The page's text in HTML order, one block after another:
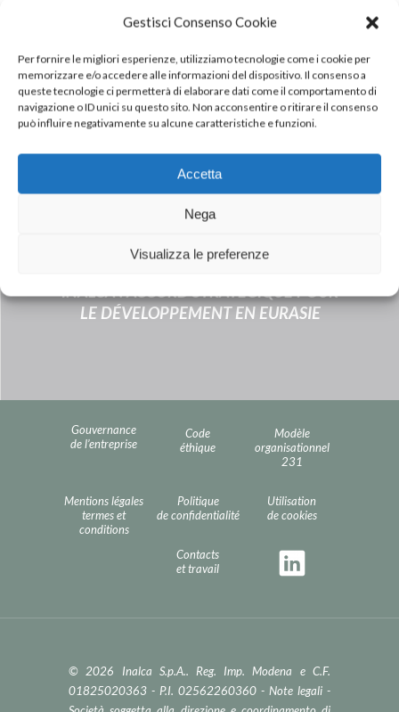
Gestisci Consenso Cookie
Per fornire le migliori esperienze, utilizziamo tecnologie come i cookie per
memorizzare e/o accedere alle informazioni del dispositivo. Il consenso a
queste tecnologie ci permetterà di elaborare dati come il comportamento di
navigazione o ID unici su questo sito. Non acconsentire o ritirare il consenso
può influire negativamente su alcune caratteristiche e funzioni.
Accetta
Nega
Visualizza le preferenze
DOWNLOAD
Next Post
INALCA : ACCORD STRATÉGIQUE POUR
LE DÉVELOPPEMENT EN EURASIE
Gouvernance
de l’entreprise
Code
éthique
Modèle
organisationnel
231
Mentions légales
termes et
conditions
Politique
de confidentialité
Utilisation
de cookies
Contacts
et travail
© 2026 Inalca S.p.A.. Reg. Imp. Modena e C.F.
01825020363 - P.I. 02562260360 - Note legali-